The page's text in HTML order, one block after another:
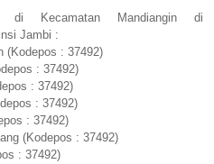
di Kecamatan Mandiangin di
Jambi :
(Kodepos : 37492)
: 37492)
: 37492)
: 37492)
: 37492)
(Kodepos : 37492)
: 37492)